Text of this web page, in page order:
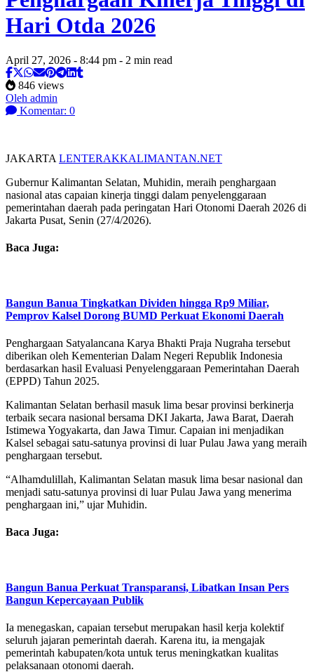
Hari Otda 2026
April 27, 2026 - 8:44 pm - 2 min read
846 views
Oleh admin
Komentar: 0
JAKARTA LENTERAKKALIMANTAN.NET
Gubernur Kalimantan Selatan, Muhidin, meraih penghargaan
nasional atas capaian kinerja tinggi dalam penyelenggaraan
pemerintahan daerah pada peringatan Hari Otonomi Daerah 2026 di
Jakarta Pusat, Senin (27/4/2026).
Baca Juga:
Bangun Banua Tingkatkan Dividen hingga Rp9 Miliar,
Pemprov Kalsel Dorong BUMD Perkuat Ekonomi Daerah
Penghargaan Satyalancana Karya Bhakti Praja Nugraha tersebut
diberikan oleh Kementerian Dalam Negeri Republik Indonesia
berdasarkan hasil Evaluasi Penyelenggaraan Pemerintahan Daerah
(EPPD) Tahun 2025.
Kalimantan Selatan berhasil masuk lima besar provinsi berkinerja
terbaik secara nasional bersama DKI Jakarta, Jawa Barat, Daerah
Istimewa Yogyakarta, dan Jawa Timur. Capaian ini menjadikan
Kalsel sebagai satu-satunya provinsi di luar Pulau Jawa yang meraih
penghargaan tersebut.
“Alhamdulillah, Kalimantan Selatan masuk lima besar nasional dan
menjadi satu-satunya provinsi di luar Pulau Jawa yang menerima
penghargaan ini,” ujar Muhidin.
Baca Juga:
Bangun Banua Perkuat Transparansi, Libatkan Insan Pers
Bangun Kepercayaan Publik
Ia menegaskan, capaian tersebut merupakan hasil kerja kolektif
seluruh jajaran pemerintah daerah. Karena itu, ia mengajak
pemerintah kabupaten/kota untuk terus meningkatkan kualitas
pelaksanaan otonomi daerah.